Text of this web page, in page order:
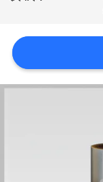
উদ্ধৃতির
জন্য